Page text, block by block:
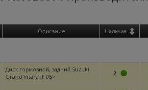
Описание Наличие
Диск тормозной, задний Suzuki
Grand Vitara III 05>
2